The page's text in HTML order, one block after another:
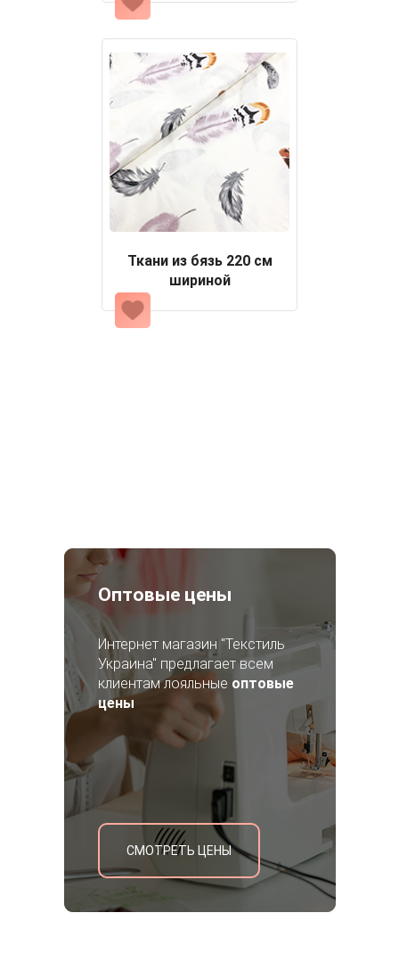
Ткани из бязь 220 см
шириной
Оптовые цены
Интернет магазин "Текстиль
Украина" предлагает всем
клиентам лояльные оптовые
цены
СМОТРЕТЬ ЦЕНЫ